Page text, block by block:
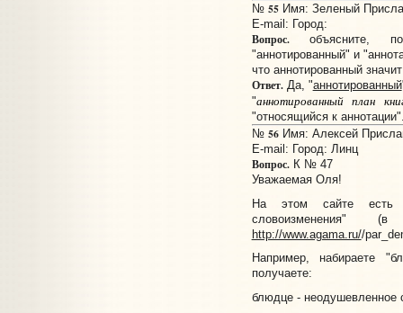
№ 55Имя: Зеленый
E-mail: Город:
Вопрос.объясните,
"аннотированный" и
что аннотированный
Ответ.Да, "аннотированный
"аннотированный план
"относящийся к
№ 56Имя: Алексей
E-mail: Город: Линц
Вопрос.К № 47
Уважаемая Оля!
На этом сайте есть
словоизменения"
http://www.agama.ru//
Например, набираете
получаете:
блюдце - неодушевленное